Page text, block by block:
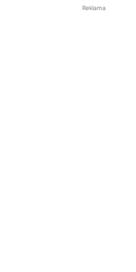
Reklama